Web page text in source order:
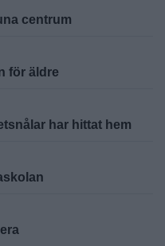
centrum
för äldre
har hittat hem